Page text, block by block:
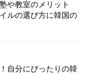
や教室のメリット
ルの選び方に韓国の
自分にぴったりの韓